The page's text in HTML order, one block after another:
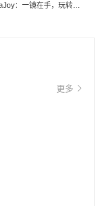
VITURE 亮相 2026 ChinaJoy：一镜在手，玩转全场！
更多